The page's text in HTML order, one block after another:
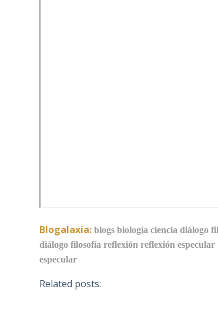
Blogalaxia: blogs biología ciencia diálogo
diálogo filosofía reflexión reflexión especular
especular
Related posts: